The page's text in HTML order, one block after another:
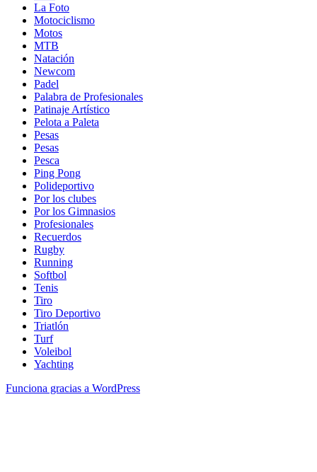
La Foto
Motociclismo
Motos
MTB
Natación
Newcom
Padel
Palabra de Profesionales
Patinaje Artístico
Pelota a Paleta
Pesas
Pesas
Pesca
Ping Pong
Polideportivo
Por los clubes
Por los Gimnasios
Profesionales
Recuerdos
Rugby
Running
Softbol
Tenis
Tiro
Tiro Deportivo
Triatlón
Turf
Voleibol
Yachting
Funciona gracias a WordPress